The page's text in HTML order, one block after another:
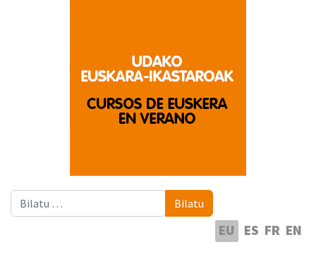
Bilatu Bilatu
EU ES FR EN